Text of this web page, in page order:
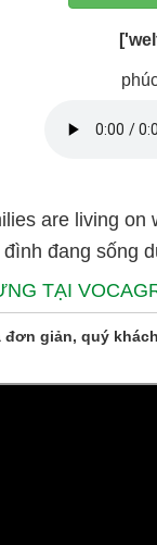
are living on
đang sống
TẠI
giản, quý